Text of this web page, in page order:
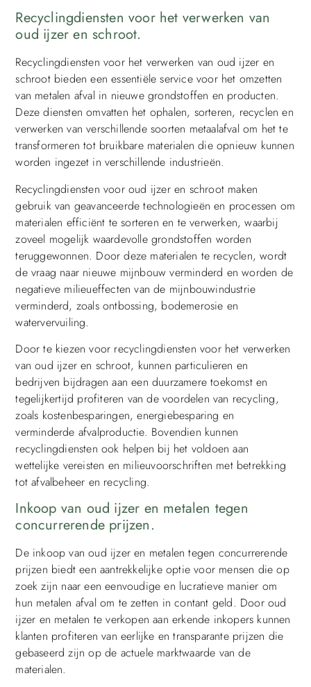
Recyclingdiensten voor het verwerken van
oud ijzer en schroot.
Recyclingdiensten voor het verwerken van oud ijzer en
schroot bieden een essentiële service voor het omzetten
van metalen afval in nieuwe grondstoffen en producten.
Deze diensten omvatten het ophalen, sorteren, recyclen en
verwerken van verschillende soorten metaalafval om het te
transformeren tot bruikbare materialen die opnieuw kunnen
worden ingezet in verschillende industrieën.
Recyclingdiensten voor oud ijzer en schroot maken
gebruik van geavanceerde technologieën en processen om
materialen efficiënt te sorteren en te verwerken, waarbij
zoveel mogelijk waardevolle grondstoffen worden
teruggewonnen. Door deze materialen te recyclen, wordt
de vraag naar nieuwe mijnbouw verminderd en worden de
negatieve milieueffecten van de mijnbouwindustrie
verminderd, zoals ontbossing, bodemerosie en
watervervuiling.
Door te kiezen voor recyclingdiensten voor het verwerken
van oud ijzer en schroot, kunnen particulieren en
bedrijven bijdragen aan een duurzamere toekomst en
tegelijkertijd profiteren van de voordelen van recycling,
zoals kostenbesparingen, energiebesparing en
verminderde afvalproductie. Bovendien kunnen
recyclingdiensten ook helpen bij het voldoen aan
wettelijke vereisten en milieuvoorschriften met betrekking
tot afvalbeheer en recycling.
Inkoop van oud ijzer en metalen tegen
concurrerende prijzen.
De inkoop van oud ijzer en metalen tegen concurrerende
prijzen biedt een aantrekkelijke optie voor mensen die op
zoek zijn naar een eenvoudige en lucratieve manier om
hun metalen afval om te zetten in contant geld. Door oud
ijzer en metalen te verkopen aan erkende inkopers kunnen
klanten profiteren van eerlijke en transparante prijzen die
gebaseerd zijn op de actuele marktwaarde van de
materialen.